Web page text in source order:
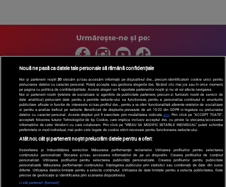
Urmărește-ne și pe:
Copyright © 2026 / DIGI ROMANIA S.A.
Arhiva
Comunicate de presă Politica de confidentialitate
Termeni
si conditii
Gestionați preferințele| Contact/Info Codul etic
Nouă ne pasă ca datele tale personale să rămână confidențiale
Noi și partenerii noștri30 stocăm și/sau accesăm informații pe dispozitivul dvs., precum identificatorii cookie unici pentru
prelucrarea datelor cu caracter personal. Puteți accepta sau gestiona alegerile dvs. făcând clic mai jos sau în orice moment,
pe pagina cu politica de confidențialitate. Aceste alegeri vor fi raportate partenerilor noștri și nu vă vor afecta navigarea.
Noi si partenerii nostri (retelele de socializare si agentiile de publicitate partenere, precum si furnizorii nostri de servicii de
date analitice) prelucram date pentru a permite website-ului sa functioneze, pentru a personaliza continutul si anunturile
publicitare afisate in functie de interesele si/sau profilul dvs., pentru a va oferi functionalitati aferente retelelor de socializare
si pentru a analiza traficul pe website. Beneficiati de drepturile prevazute de art. 15-22 din GDPR in legatura cu prelucrarea
datelor cu caracter personal. Aceste drepturi pot fi exercitate prin modalitatea indicata aici. Prin click pe “ACCEPT TOATE”,
acceptati folosirea tuturor Tehnologiilor de tip Cookie, care implica inclusiv acceptul dvs. cu privire la stocarea/accesarea
informatiilor de catre Vendor-ii cu care colaboram. Prin click pe “VREAU SA MODIFIC SETARILE INDIVIDUAL” puteti schimba
preferintele in mod individual, mai putin cele legate de cookie strict necesare pentru functionarea website-ului.
Atât noi, cât și partenerii noștri prelucrăm datele pentru a oferi:
Dezvoltarea și îmbunătățirea serviciilor. Măsurarea performanței reclamelor. Utilizarea profilurilor pentru selectarea
conținutului personalizat. Stocarea și/sau accesarea informațiilor de pe un dispozitiv. Crearea profilurilor de conținut
personalizat. Utilizarea profilurilor pentru selectarea publicității personalizate. Crearea profilurilor pentru publicitate
personalizată. Măsurarea performanței conținutului. Înțelegerea publicului prin statistici sau combinații de date din surse
diferite. Utilizarea datelor limitate pentru a selecta conținutul. Utilizarea de date limitate pentru a selecta publicitatea. Date
precise de geolocație și identificarea prin scanarea dispozitivului.
Listă parteneri (furnizori)